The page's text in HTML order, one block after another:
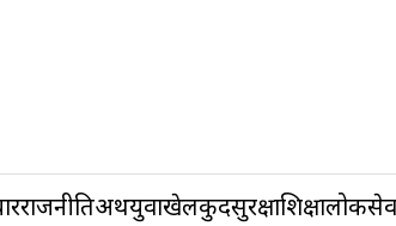
राजनीतिअर्थयुवाखेलकुदसुरक्षाशिक्षा